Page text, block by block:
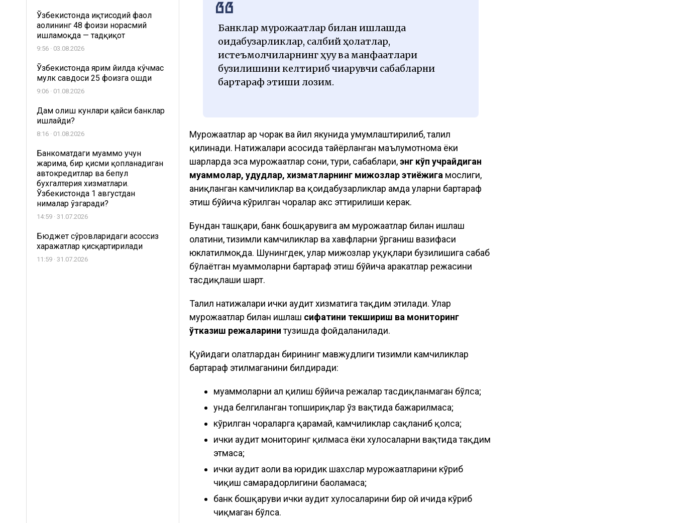
Ўзбекистонда иқтисодий фаол
аҳолининг 48 фоизи норасмий
ишламоқда — тадқиқот
9:56 · 03.08.2026
Ўзбекистонда ярим йилда кўчмас
мулк савдоси 25 фоизга ошди
9:06 · 01.08.2026
Дам олиш кунлари қайси банклар
ишлайди?
8:16 · 01.08.2026
Банкоматдаги муаммо учун
жарима, бир қисми қопланадиган
автокредитлар ва бепул
бухгалтерия хизматлари.
Ўзбекистонда 1 августдан
нималар ўзгаради?
14:59 · 31.07.2026
Бюджет сўровларидаги асоссиз
харажатлар қисқартирилади
11:59 · 31.07.2026
Банклар мурожаатлар билан ишлашда
қоидабузарликлар, салбий ҳолатлар,
истеъмолчиларнинг ҳуқуқ ва манфаатлари
бузилишини келтириб чиқарувчи сабабларни
бартараф этиши лозим.
Мурожаатлар ҳар чорак ва йил якунида умумлаштирилиб, таҳлил
қилинади. Натижалари асосида тайёрланган маълумотнома ёки
шарҳларда эса мурожаатлар сони, тури, сабаблари,энг кўп учрайдиган
муаммолар, ҳудудлар, хизматларнинг мижозлар эҳтиёжига мослиги,
аниқланган камчиликлар ва қоидабузарликлар ҳамда уларни бартараф
этиш бўйича кўрилган чоралар акс эттирилиши керак.
Бундан ташқари, банк бошқарувига ҳам мурожаатлар билан ишлаш
ҳолатини, тизимли камчиликлар ва хавфларни ўрганиш вазифаси
юклатилмоқда. Шунингдек, улар мижозлар ҳуқуқлари бузилишига сабаб
бўлаётган муаммоларни бартараф этиш бўйича ҳаракатлар режасини
тасдиқлаши шарт.
Таҳлил натижалари ички аудит хизматига тақдим этилади. Улар
мурожаатлар билан ишлаш сифатини текшириш ва мониторинг
ўтказиш режаларинитузишда фойдаланилади.
Қуйидаги ҳолатлардан бирининг мавжудлиги тизимли камчиликлар
бартараф этилмаганини билдиради:
муаммоларни ҳал қилиш бўйича режалар тасдиқланмаган бўлса;
унда белгиланган топшириқлар ўз вақтида бажарилмаса;
кўрилган чораларга қарамай, камчиликлар сақланиб қолса;
ички аудит мониторинг қилмаса ёки хулосаларни вақтида тақдим
этмаса;
ички аудит аҳоли ва юридик шахслар мурожаатларини кўриб
чиқиш самарадорлигини баҳоламаса;
банк бошқаруви ички аудит хулосаларини бир ой ичида кўриб
чиқмаган бўлса.